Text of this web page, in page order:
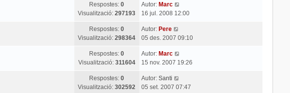
Respostes:0
Visualització:297193
Autor: Marc
16 jul. 2008 12:00
Respostes:0
Visualització:298364
Autor: Pere
05 des. 2007 09:10
Respostes:0
Visualització: 311604
Autor: Marc
15 nov. 2007 19:26
Respostes:0
Visualització:302592
Autor: Santi
05 set. 2007 07:47